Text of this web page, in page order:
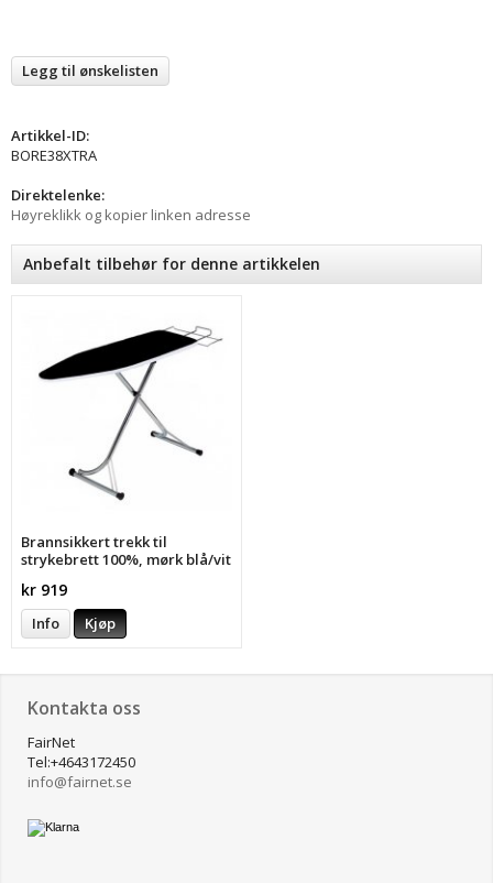
Legg til ønskelisten
Artikkel-ID:
BORE38XTRA
Direktelenke:
Høyreklikk og kopier linken adresse
Anbefalt tilbehør for denne artikkelen
Brannsikkert trekk til
strykebrett 100%, mørk blå/vit
kr 919
Info Kjøp
Kontakta oss
FairNet
Tel:+4643172450
info@fairnet.se